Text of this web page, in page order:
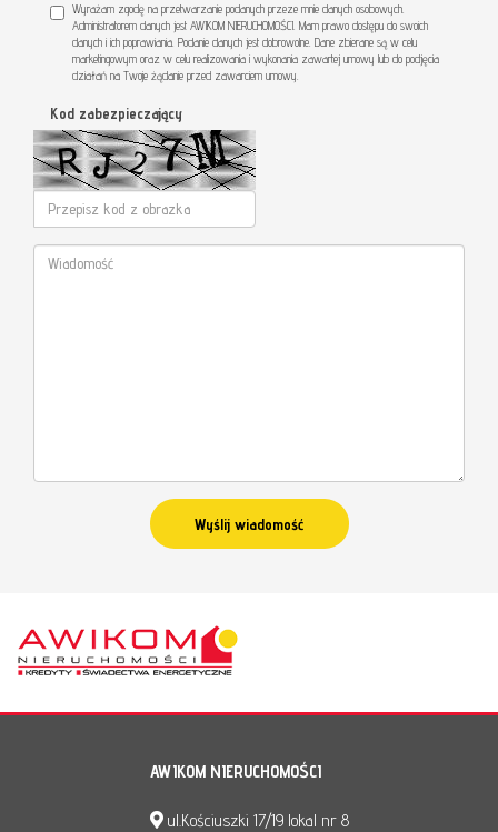
Wyrażam zgodę na przetwarzanie podanych przeze mnie danych osobowych.
Administratorem danych jest AWIKOM NIERUCHOMOŚCI. Mam prawo dostępu do swoich
danych i ich poprawiania. Podanie danych jest dobrowolne. Dane zbierane są w celu
marketingowym oraz w celu realizowania i wykonania zawartej umowy lub do podjęcia
działań na Twoje żądanie przed zawarciem umowy.
Kod zabezpieczający
AWIKOM NIERUCHOMOŚCI
ul.Kościuszki 17/19 lokal nr 8